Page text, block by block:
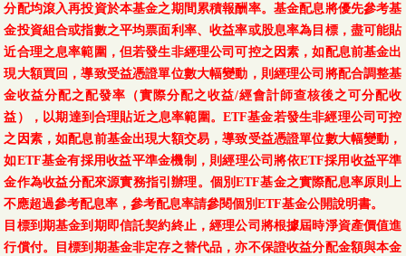
分配均滾入再投資於本基金之期間累積報酬率。基金配息將優先參考基
金投資組合或指數之平均票面利率、收益率或股息率為目標，盡可能貼
近合理之息率範圍，但若發生非經理公司可控之因素，如配息前基金出
現大額買回，導致受益憑證單位數大幅變動，則經理公司將配合調整基
金收益分配之配發率（實際分配之收益/經會計師查核後之可分配收
益），以期達到合理貼近之息率範圍。ETF基金若發生非經理公司可控
之因素，如配息前基金出現大額交易，導致受益憑證單位數大幅變動，
如ETF基金有採用收益平準金機制，則經理公司將依ETF採用收益平準
金作為收益分配來源實務指引辦理。個別ETF基金之實際配息率原則上
不應超過參考配息率，參考配息率請參閱個別ETF基金公開說明書。
目標到期基金到期即信託契約終止，經理公司將根據屆時淨資產價值進
行償付。目標到期基金非定存之替代品，亦不保證收益分配金額與本金